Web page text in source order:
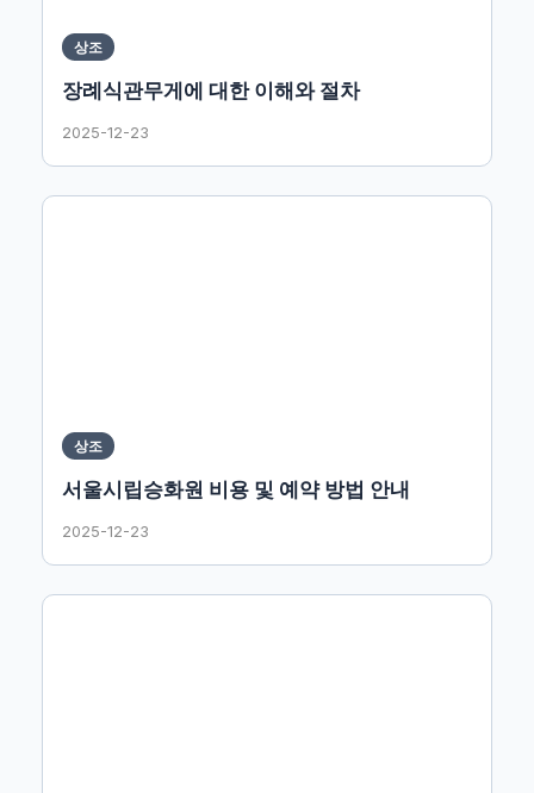
상조
장례식관무게에 대한 이해와 절차
2025-12-23
상조
서울시립승화원 비용 및 예약 방법 안내
2025-12-23